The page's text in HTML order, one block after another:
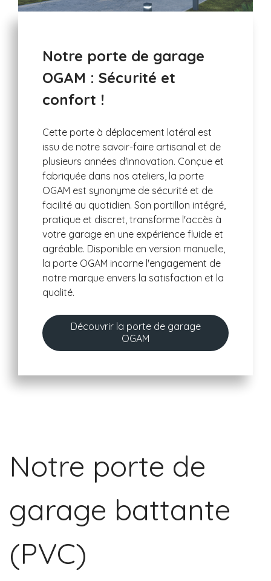
Notre porte de garage
OGAM : Sécurité et
confort !
Cette porte à déplacement latéral est
issu de notre savoir-faire artisanal et de
plusieurs années d'innovation. Conçue et
fabriquée dans nos ateliers, la porte
OGAM est synonyme de sécurité et de
facilité au quotidien. Son portillon intégré,
pratique et discret, transforme l'accès à
votre garage en une expérience fluide et
agréable. Disponible en version manuelle,
la porte OGAM incarne l'engagement de
notre marque envers la satisfaction et la
qualité.
Découvrir la porte de garage
OGAM
Notre porte de
garage battante
(PVC)